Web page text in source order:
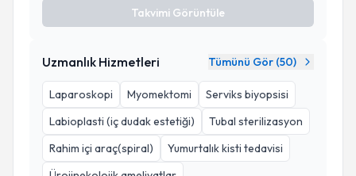
Takvimi Görüntüle
Uzmanlık Hizmetleri Tümünü Gör (50)
Laparoskopi Myomektomi
Serviks biyopsisi
Labioplasti (iç dudak estetiği)
Tubal sterilizasyon
Rahim içi araç(spiral)
Yumurtalık kisti tedavisi